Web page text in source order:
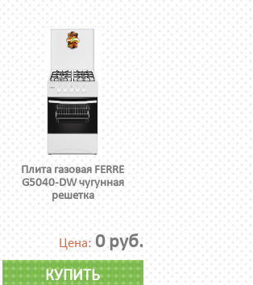
Плита газовая FERRE
G5040-DW чугунная
решетка
Цена: 0 руб.
КУПИТЬ